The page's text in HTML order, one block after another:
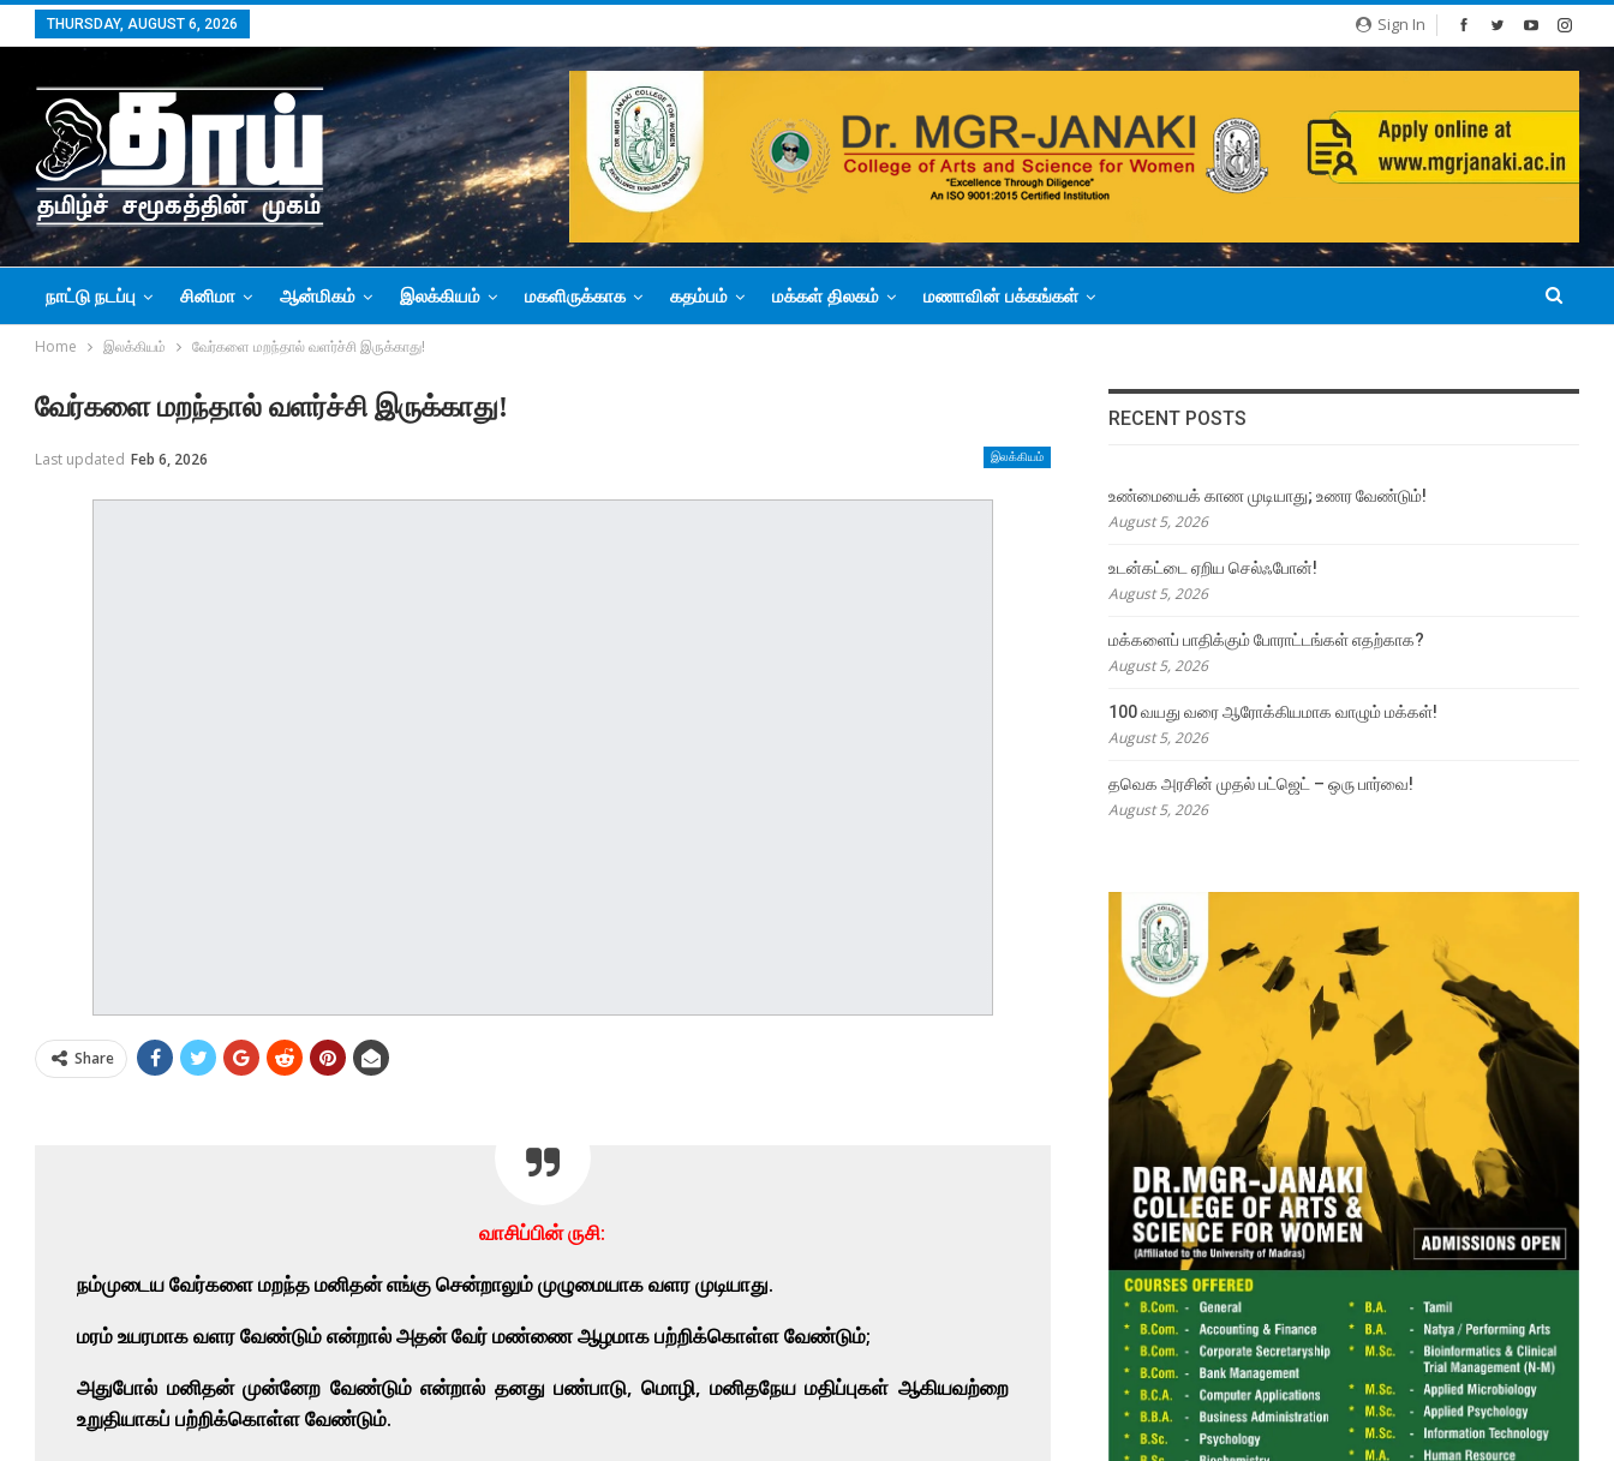
Sign In
THURSDAY, AUGUST 6, 2026
நாட்டு நடப்பு சினிமா ஆன்மிகம் இலக்கியம் மகளிருக்காக கதம்பம் மக்கள் திலகம் மணாவின் பக்கங்கள்
Home இலக்கியம் வேர்களை மறந்தால் வளர்ச்சி இருக்காது!
வேர்களை மறந்தால் வளர்ச்சி இருக்காது!
இலக்கியம்
Last updated Feb 6, 2026
Share
வாசிப்பின் ருசி:
நம்முடைய வேர்களை மறந்த மனிதன் எங்கு சென்றாலும் முழுமையாக வளர முடியாது.
மரம் உயரமாக வளர வேண்டும் என்றால் அதன் வேர் மண்ணை ஆழமாக பற்றிக்கொள்ள வேண்டும்;
அதுபோல் மனிதன் முன்னேற வேண்டும் என்றால் தனது பண்பாடு, மொழி, மனிதநேய மதிப்புகள் ஆகியவற்றை
உறுதியாகப் பற்றிக்கொள்ள வேண்டும்.
RECENT POSTS
உண்மையைக் காண முடியாது; உணர வேண்டும்!
August 5, 2026
உடன்கட்டை ஏறிய செல்ஃபோன்!
August 5, 2026
மக்களைப் பாதிக்கும் போராட்டங்கள் எதற்காக?
August 5, 2026
100 வயது வரை ஆரோக்கியமாக வாழும் மக்கள்!
August 5, 2026
தவெக அரசின் முதல் பட்ஜெட் – ஒரு பார்வை!
August 5, 2026